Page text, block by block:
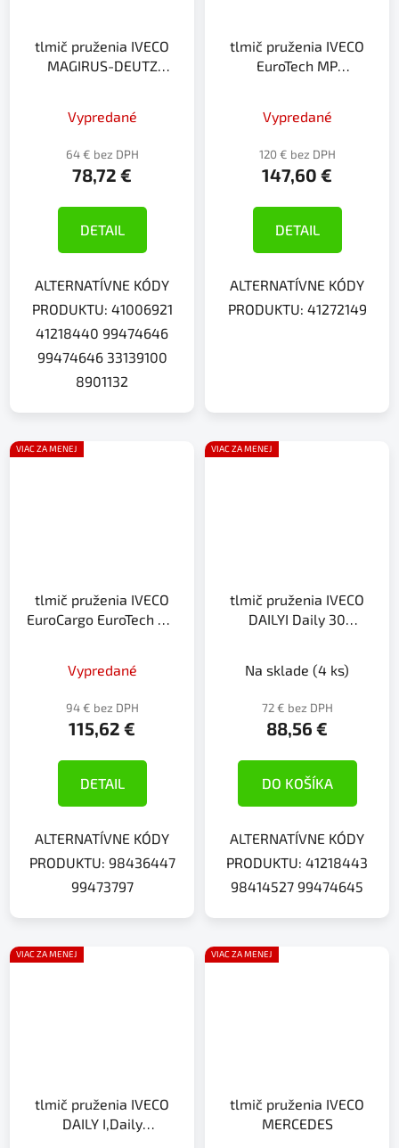
tlmič pruženia IVECO
MAGIRUS-DEUTZ
Vypredané
64 € bez DPH
78,72 €
DETAIL
ALTERNATÍVNE KÓDY
PRODUKTU: 41006921
41218440 99474646
99474646 33139100
8901132
tlmič pruženia IVECO
EuroTech MP
Vypredané
120 € bez DPH
147,60 €
DETAIL
ALTERNATÍVNE KÓDY
PRODUKTU: 41272149
VIAC ZA MENEJ
tlmič pruženia IVECO
EuroCargo EuroTech MP
Vypredané
94 € bez DPH
115,62 €
DETAIL
ALTERNATÍVNE KÓDY
PRODUKTU: 98436447
99473797
VIAC ZA MENEJ
tlmič pruženia IVECO
DAILYI Daily 30
Na sklade (4 ks)
72 € bez DPH
88,56 €
DO KOŠÍKA
ALTERNATÍVNE KÓDY
PRODUKTU: 41218443
98414527 99474645
VIAC ZA MENEJ
tlmič pruženia IVECO
DAILY I,Daily
VIAC ZA MENEJ
tlmič pruženia IVECO
MERCEDES